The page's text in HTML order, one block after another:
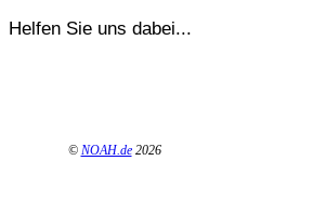
Helfen Sie uns dabei...
© NOAH.de 2026